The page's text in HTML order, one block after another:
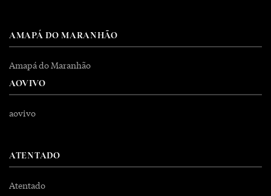
AMAPÁ DO MARANHÃO
Amapá do Maranhão
AOVIVO
aovivo
ATENTADO
Atentado